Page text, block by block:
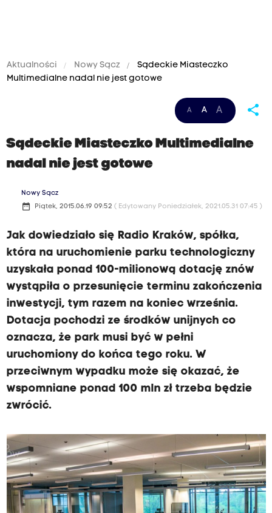
Aktualności Nowy Sącz
Sądeckie Miasteczko
Multimedialne nadal nie jest gotowe
A A A share
Sądeckie Miasteczko Multimedialne
nadal nie jest gotowe
Nowy Sącz
date_range Piątek, 2015.06.19 09:52 ( Edytowany Poniedziałek, 2021.05.31 07:45 )
Jak dowiedziało się Radio Kraków, spółka,
która na uruchomienie parku technologiczny
uzyskała ponad 100-milionową dotację znów
wystąpiła o przesunięcie terminu zakończenia
inwestycji, tym razem na koniec września.
Dotacja pochodzi ze środków unijnych co
oznacza, że park musi być w pełni
uruchomiony do końca tego roku. W
przeciwnym wypadku może się okazać, że
wspomniane ponad 100 mln zł trzeba będzie
zwrócić.